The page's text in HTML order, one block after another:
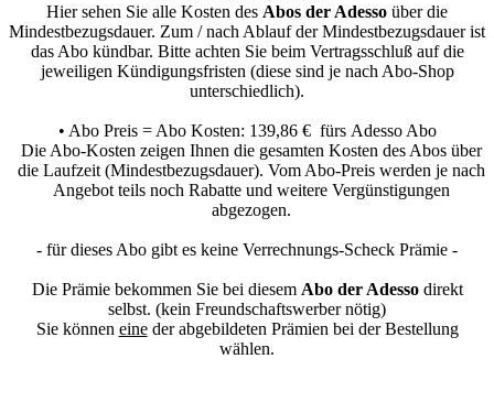
Hier sehen Sie alle Kosten des Abos der Adesso über die
Mindestbezugsdauer. Zum / nach Ablauf der Mindestbezugsdauer ist
das Abo kündbar. Bitte achten Sie beim Vertragsschluß auf die
jeweiligen Kündigungsfristen (diese sind je nach Abo-Shop
unterschiedlich).
• Abo Preis = Abo Kosten: 139,86 € fürs Adesso Abo
Die Abo-Kosten zeigen Ihnen die gesamten Kosten des Abos über
die Laufzeit (Mindestbezugsdauer). Vom Abo-Preis werden je nach
Angebot teils noch Rabatte und weitere Vergünstigungen
abgezogen.
- für dieses Abo gibt es keine Verrechnungs-Scheck Prämie -
Die Prämie bekommen Sie bei diesem Abo der Adessodirekt
selbst. (kein Freundschaftswerber nötig)
Sie können eineder abgebildeten Prämien bei der Bestellung
wählen.